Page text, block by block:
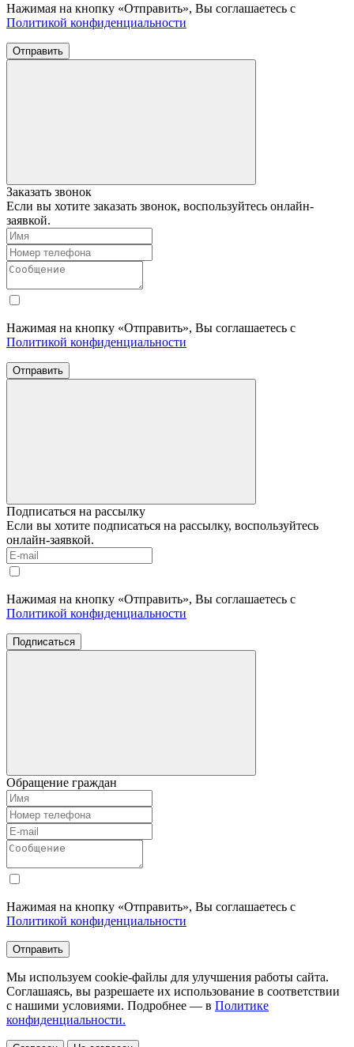
Нажимая на кнопку «Отправить», Вы соглашаетесь с
Политикой конфиденциальности
Отправить
Заказать звонок
Если вы хотите заказать звонок, воспользуйтесь онлайн-
заявкой.
Нажимая на кнопку «Отправить», Вы соглашаетесь с
Политикой конфиденциальности
Отправить
Подписаться на рассылку
Если вы хотите подписаться на рассылку, воспользуйтесь
онлайн-заявкой.
Нажимая на кнопку «Отправить», Вы соглашаетесь с
Политикой конфиденциальности
Подписаться
Обращение граждан
Нажимая на кнопку «Отправить», Вы соглашаетесь с
Политикой конфиденциальности
Отправить
Мы используем cookie-файлы для улучшения работы сайта.
Соглашаясь, вы разрешаете их использование в соответствии
с нашими условиями. Подробнее — в Политике
конфиденциальности.